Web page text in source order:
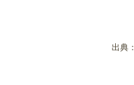
出典：